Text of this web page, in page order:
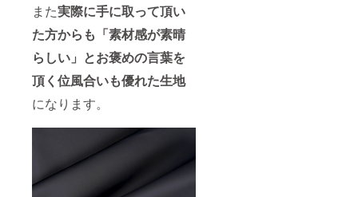
また実際に手に取って頂い
た方からも「素材感が素晴
らしい」とお褒めの言葉を
頂く位風合いも優れた生地
になります。